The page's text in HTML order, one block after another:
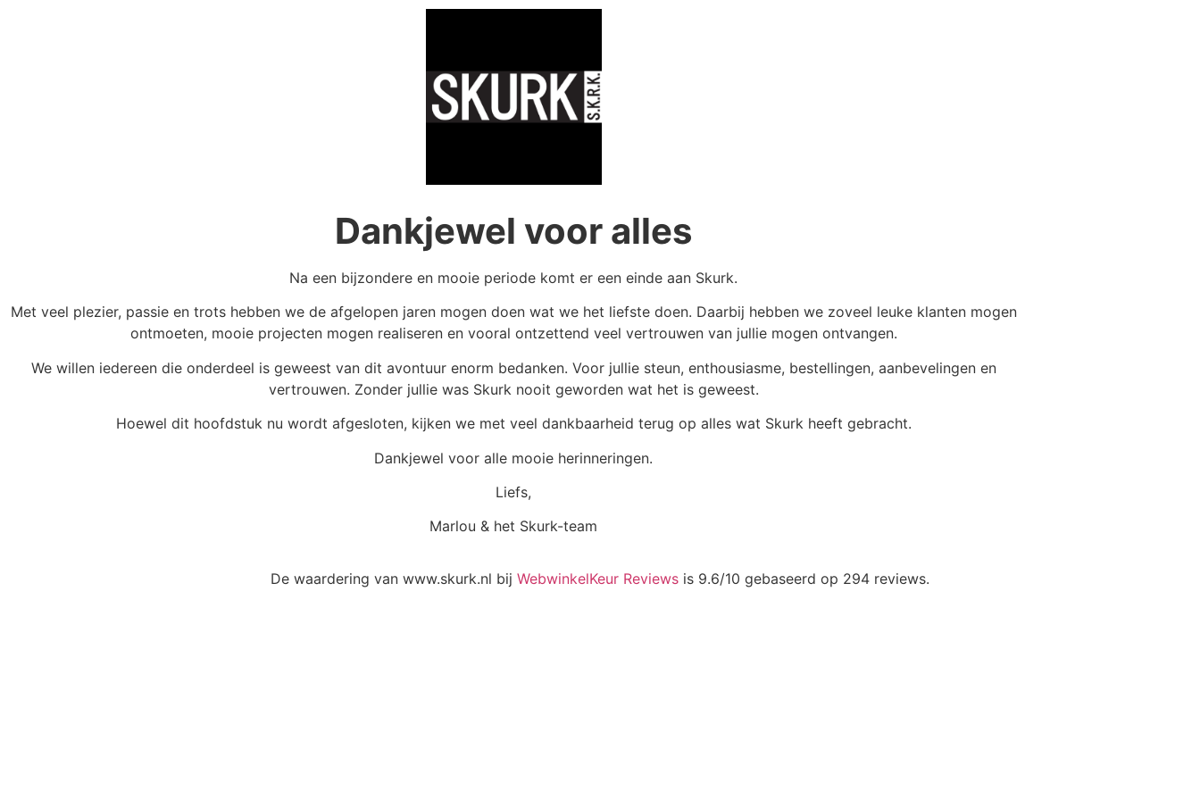
Dankjewel voor alles
Na een bijzondere en mooie periode komt er een einde aan Skurk.
Met veel plezier, passie en trots hebben we de afgelopen jaren mogen doen wat we het liefste doen. Daarbij hebben we zoveel leuke klanten mogen
ontmoeten, mooie projecten mogen realiseren en vooral ontzettend veel vertrouwen van jullie mogen ontvangen.
We willen iedereen die onderdeel is geweest van dit avontuur enorm bedanken. Voor jullie steun, enthousiasme, bestellingen, aanbevelingen en
vertrouwen. Zonder jullie was Skurk nooit geworden wat het is geweest.
Hoewel dit hoofdstuk nu wordt afgesloten, kijken we met veel dankbaarheid terug op alles wat Skurk heeft gebracht.
Dankjewel voor alle mooie herinneringen.
Liefs,
Marlou & het Skurk-team
De waardering van www.skurk.nl bij WebwinkelKeur Reviews is 9.6/10 gebaseerd op 294 reviews.